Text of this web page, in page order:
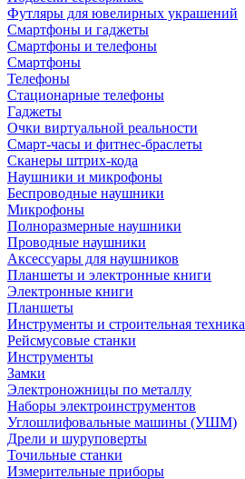
Футляры для ювелирных украшений
Смартфоны и гаджеты
Смартфоны и телефоны
Смартфоны
Телефоны
Стационарные телефоны
Гаджеты
Очки виртуальной реальности
Смарт-часы и фитнес-браслеты
Сканеры штрих-кода
Наушники и микрофоны
Беспроводные наушники
Микрофоны
Полноразмерные наушники
Проводные наушники
Аксессуары для наушников
Планшеты и электронные книги
Электронные книги
Планшеты
Инструменты и строительная техника
Рейсмусовые станки
Инструменты
Замки
Электроножницы по металлу
Наборы электроинструментов
Углошлифовальные машины (УШМ)
Дрели и шуруповерты
Точильные станки
Измерительные приборы